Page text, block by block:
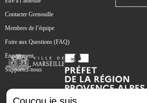
Contacter Grenouille
Membres de l’équipe
Foire aux Questions (FAQ)
Engagement
Supportez-nous
Coucou je suis